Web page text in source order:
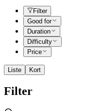
Filter
Good for
Duration
Difficulty
Price
Liste Kort
Filter